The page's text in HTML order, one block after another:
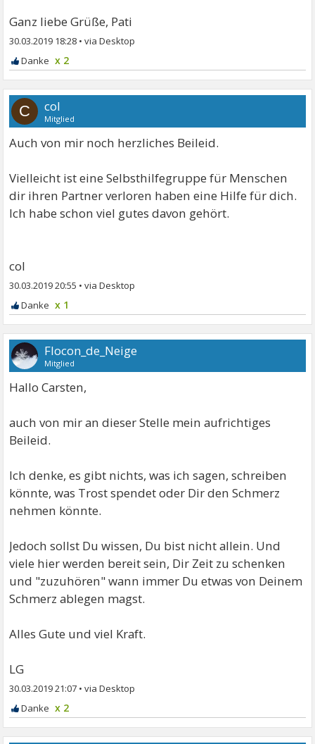
Ganz liebe Grüße, Pati
30.03.2019 18:28 •
x 2
C col
Mitglied
Auch von mir noch herzliches Beileid.
Vielleicht ist eine Selbsthilfegruppe für Menschen
dir ihren Partner verloren haben eine Hilfe für dich.
Ich habe schon viel gutes davon gehört.
col
30.03.2019 20:55 •
x 1
Flocon_de_Neige
Mitglied
Hallo Carsten,
auch von mir an dieser Stelle mein aufrichtiges
Beileid.
Ich denke, es gibt nichts, was ich sagen, schreiben
könnte, was Trost spendet oder Dir den Schmerz
nehmen könnte.
Jedoch sollst Du wissen, Du bist nicht allein. Und
viele hier werden bereit sein, Dir Zeit zu schenken
und "zuzuhören" wann immer Du etwas von Deinem
Schmerz ablegen magst.
Alles Gute und viel Kraft.
LG
30.03.2019 21:07 •
x 2